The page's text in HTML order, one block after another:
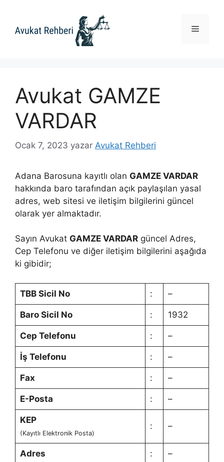
Menü
Avukat GAMZE
VARDAR
Ocak 7, 2023 yazar Avukat Rehberi
Adana Barosuna kayıtlı olan GAMZE VARDAR
hakkında baro tarafından açık paylaşılan yasal
adres, web sitesi ve iletişim bilgilerini güncel
olarak yer almaktadır.
Sayın Avukat GAMZE VARDAR güncel Adres,
Cep Telefonu ve diğer iletişim bilgilerini aşağıda
ki gibidir;
TBB Sicil No : –
Baro Sicil No : 1932
Cep Telefonu : –
İş Telefonu : –
Fax : –
E-Posta : –
KEP
(Kayıtlı Elektronik Posta)
: –
Adres : –